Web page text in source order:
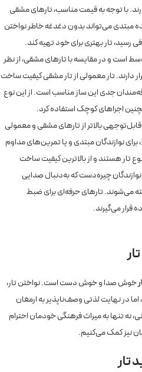
با توجه به قیمت مناسب، تارهای مشقی
مبتدی می‌تواند بدون دغدغه خاطر نواختن
رسید، تار بهتری برای خود تهیه کند.
است و در مقایسه با تارهای مشقی، از نظر
دارند. تار معمولی از تار مشقی کیفیت ساخت
جدی این ساز مناسب است. از این نوع
اجراهای کوچک استفاده کرد.
بالاتر از تارهای مشقی و معمولی
نوازندگان مبتدی و یا تمرین‌های مداوم
تار هستند و از بالاترین کیفیت ساخت
نوازندگان چیره‌دست که به‌دنبال صدایی
می‌شوند. تارهای حرفه‌ای برای ضبط
قرار می‌گیرند.
خوش صدا و خوش دست است. نواختن تار،
در نهایت لذتی وصف‌ناپذیر به ارمغان
نه تنها به میراث فرهنگی خودمان احترام
نیز کمک می‌کنیم.
تار